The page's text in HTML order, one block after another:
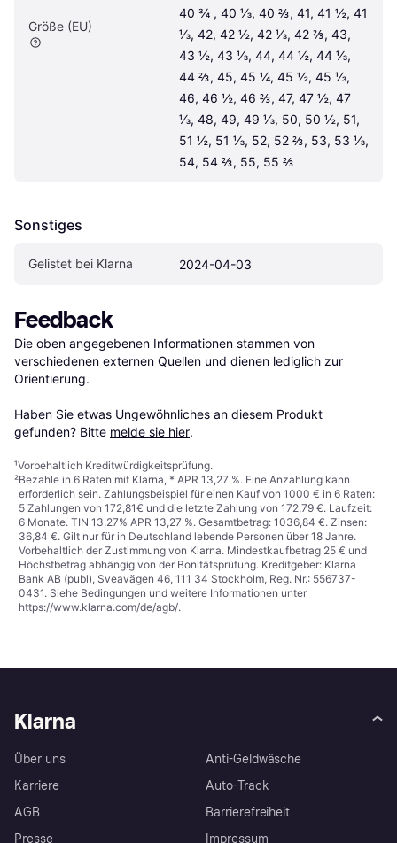
Größe (EU)
40 ¾ , 40 ⅓, 40 ⅔, 41, 41 ½, 41
⅓, 42, 42 ½, 42 ⅓, 42 ⅔, 43,
43 ½, 43 ⅓, 44, 44 ½, 44 ⅓,
44 ⅔, 45, 45 ¼, 45 ½, 45 ⅓,
46, 46 ½, 46 ⅔, 47, 47 ½, 47
⅓, 48, 49, 49 ⅓, 50, 50 ½, 51,
51 ½, 51 ⅓, 52, 52 ⅔, 53, 53 ⅓,
54, 54 ⅔, 55, 55 ⅔
Sonstiges
Gelistet bei Klarna 2024-04-03
Feedback
Die oben angegebenen Informationen stammen von
verschiedenen externen Quellen und dienen lediglich zur
Orientierung.
Haben Sie etwas Ungewöhnliches an diesem Produkt
gefunden? Bitte melde sie hier.
¹Vorbehaltlich Kreditwürdigkeitsprüfung.
²Bezahle in 6 Raten mit Klarna, * APR 13,27 %. Eine Anzahlung kann
erforderlich sein. Zahlungsbeispiel für einen Kauf von 1000 € in 6 Raten:
5 Zahlungen von 172,81€ und die letzte Zahlung von 172,79 €. Laufzeit:
6 Monate. TIN 13,27% APR 13,27 %. Gesamtbetrag: 1036,84 €. Zinsen:
36,84 €. Gilt nur für in Deutschland lebende Personen über 18 Jahre.
Vorbehaltlich der Zustimmung von Klarna. Mindestkaufbetrag 25 € und
Höchstbetrag abhängig von der Bonitätsprüfung. Kreditgeber: Klarna
Bank AB (publ), Sveavägen 46, 111 34 Stockholm, Reg. Nr.: 556737-
0431. Siehe Bedingungen und weitere Informationen unter
https://www.klarna.com/de/agb/.
Klarna
Über uns
Karriere
AGB
Presse
Anti-Geldwäsche
Auto-Track
Barrierefreiheit
Impressum